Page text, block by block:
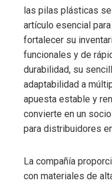
las pilas plásticas
artículo esencial
fortalecer su
funcionales y de
durabilidad, su
adaptabilidad a
apuesta estable y
convierte en un
para distribuidores
La compañía
con materiales de